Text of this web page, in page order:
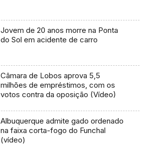
Jovem de 20 anos morre na Ponta
do Sol em acidente de carro
Câmara de Lobos aprova 5,5
milhões de empréstimos, com os
votos contra da oposição (Vídeo)
Albuquerque admite gado ordenado
na faixa corta-fogo do Funchal
(vídeo)